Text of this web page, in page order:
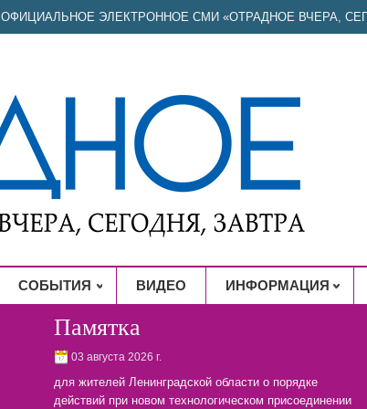
ОФИЦИАЛЬНОЕ ЭЛЕКТРОННОЕ СМИ «ОТРАДНОЕ ВЧЕРА,
СОБЫТИЯ ВИДЕО ИНФОРМАЦИЯ
Памятка
03 августа 2026 г.
для жителей Ленинградской области о порядке
действий при новом технологическом присоединении